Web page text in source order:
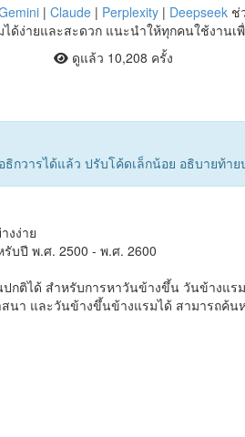
| Claude| Perplexity| Deepseekช่
ด้ง่ายและสะดวก แนะนำให้ทุกคนใช้งานเ
ดูแล้ว 10,208 ครั้ง
กวารได้แล้ว ปรับโค้ดเล็กน้อย อธิบายท้า
งง่าย
บปี พ.ศ. 2500 - พ.ศ. 2600
ติได้ สำหรับการหาวันข้างขึ้น วันข้างแรม
า และวันข้างขึ้นข้างแรมได้ สามารถค้น